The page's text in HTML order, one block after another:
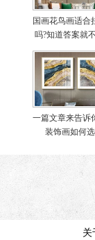
国画花鸟画适合
吗?知道答案就
一篇文章来告诉
装饰画如何
关